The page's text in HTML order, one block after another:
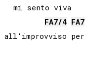
  mi sento viva
FA7/4 FA7